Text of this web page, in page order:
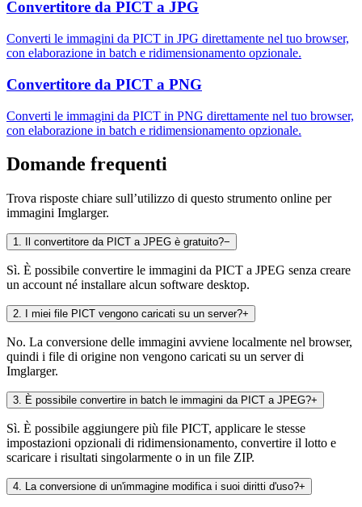
Convertitore da PICT a JPG
Converti le immagini da PICT in JPG direttamente nel tuo browser,
con elaborazione in batch e ridimensionamento opzionale.
Convertitore da PICT a PNG
Converti le immagini da PICT in PNG direttamente nel tuo browser,
con elaborazione in batch e ridimensionamento opzionale.
Domande frequenti
Trova risposte chiare sull’utilizzo di questo strumento online per
immagini Imglarger.
1. Il convertitore da PICT a JPEG è gratuito?−
Sì. È possibile convertire le immagini da PICT a JPEG senza creare
un account né installare alcun software desktop.
2. I miei file PICT vengono caricati su un server?+
No. La conversione delle immagini avviene localmente nel browser,
quindi i file di origine non vengono caricati su un server di
Imglarger.
3. È possibile convertire in batch le immagini da PICT a JPEG?+
Sì. È possibile aggiungere più file PICT, applicare le stesse
impostazioni opzionali di ridimensionamento, convertire il lotto e
scaricare i risultati singolarmente o in un file ZIP.
4. La conversione di un'immagine modifica i suoi diritti d'uso?+